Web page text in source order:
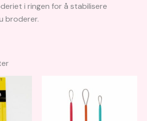
i ringen for å stabilisere
broderer.